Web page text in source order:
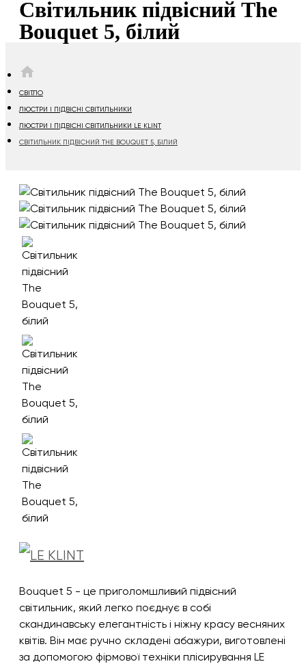
Світильник підвісний The
Bouquet 5, білий
СВІТЛО
ЛЮСТРИ І ПІДВІСНІ СВІТИЛЬНИКИ
ЛЮСТРИ І ПІДВІСНІ СВІТИЛЬНИКИ LE KLINT
СВІТИЛЬНИК ПІДВІСНИЙ THE BOUQUET 5, БІЛИЙ
Bouquet 5 - це приголомшливий підвісний
світильник, який легко поєднує в собі
скандинавську елегантність і ніжну красу весняних
квітів. Він має ручно складені абажури, виготовлені
за допомогою фірмової техніки плісирування LE